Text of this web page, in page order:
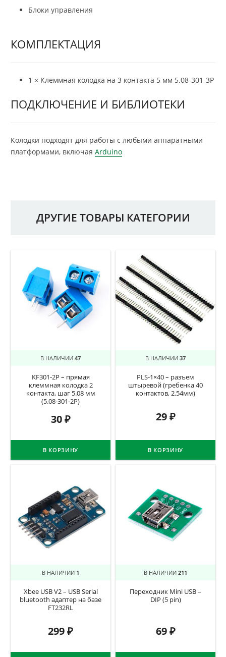
Блоки управления
КОМПЛЕКТАЦИЯ
1 × Клеммная колодка на 3 контакта 5 мм 5.08-301-3P
ПОДКЛЮЧЕНИЕ И БИБЛИОТЕКИ
Колодки подходят для работы с любыми аппаратными
платформами, включая Arduino
ДРУГИЕ ТОВАРЫ КАТЕГОРИИ
В НАЛИЧИИ 47
KF301-2P – прямая
клеммная колодка 2
контакта, шаг 5.08 мм
(5.08-301-2P)
30₽
В КОРЗИНУ
В НАЛИЧИИ 37
PLS-1×40 – разъем
штыревой (гребенка 40
контактов, 2.54мм)
29₽
В КОРЗИНУ
В НАЛИЧИИ 1
Xbee USB V2 – USB Serial
bluetooth адаптер на базе
FT232RL
299₽
В НАЛИЧИИ 211
Переходник Mini USB –
DIP (5 pin)
69₽